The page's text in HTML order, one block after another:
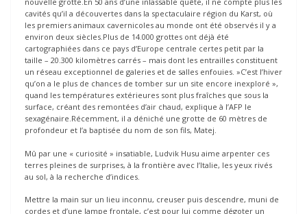
cavités qu’il a découvertes dans la spectaculaire région du Karst, où
les premiers animaux cavernicoles au monde ont été observés il y a
environ deux siècles.Plus de 14.000 grottes ont déjà été
cartographiées dans ce pays d’Europe centrale certes petit par la
taille – 20.300 kilomètres carrés – mais dont les entrailles constituent
un réseau exceptionnel de galeries et de salles enfouies. »C’est l’hiver
qu’on a le plus de chances de tomber sur un site encore inexploré »,
quand les températures extérieures sont plus fraîches que sous la
surface, créant des remontées d’air chaud, explique à l’AFP le
sexagénaire.Récemment, il a déniché une grotte de 60 mètres de
profondeur et l’a baptisée du nom de son fils, Matej.
Mû par une « curiosité » insatiable, Ludvik Husu aime arpenter ces
terres pleines de surprises, à la frontière avec l’Italie, les yeux rivés
au sol, à la recherche d’indices.
Mettre la main sur un lieu inconnu, creuser puis descendre, muni de
cordes et d’une lampe frontale, c’est pour lui comme dégoter un